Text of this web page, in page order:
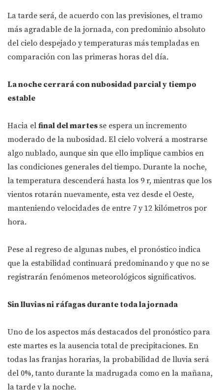
La tarde será, de acuerdo con las previsiones, el tramo
más agradable de la jornada, con predominio absoluto
del cielo despejado y temperaturas más templadas en
comparación con las primeras horas del día.
La noche cerrará con nubosidad parcial y tiempo
estable
Hacia el final del martes se espera un incremento
moderado de la nubosidad. El cielo volverá a mostrarse
algo nublado, aunque sin que ello implique cambios en
las condiciones generales del tiempo. Durante la noche,
la temperatura descenderá hasta los 9 r, mientras que los
vientos rotarán nuevamente, esta vez desde el Oeste,
manteniendo velocidades de entre 7 y 12 kilómetros por
hora.
Pese al regreso de algunas nubes, el pronóstico indica
que la estabilidad continuará predominando y que no se
registrarán fenómenos meteorológicos significativos.
Sin lluvias ni ráfagas durante toda la jornada
Uno de los aspectos más destacados del pronóstico para
este martes es la ausencia total de precipitaciones. En
todas las franjas horarias, la probabilidad de lluvia será
del 0%, tanto durante la madrugada como en la mañana,
la tarde y la noche.